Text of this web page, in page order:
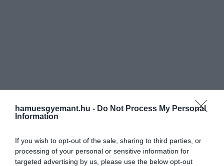
hamuesgyemant.hu - Do Not Process My Personal
Information
If you wish to opt-out of the sale, sharing to third parties, or
processing of your personal or sensitive information for
targeted advertising by us, please use the below opt-out